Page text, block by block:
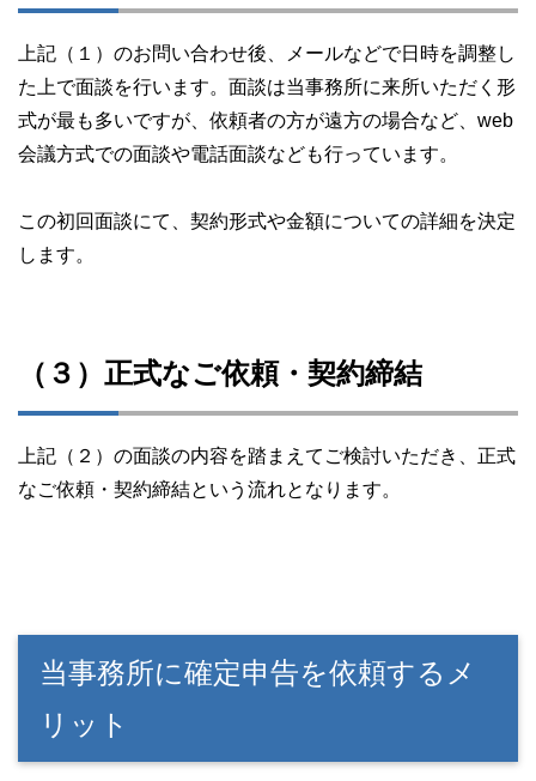
上記（１）のお問い合わせ後、メールなどで日時を調整し
た上で面談を行います。面談は当事務所に来所いただく形
式が最も多いですが、依頼者の方が遠方の場合など、web
会議方式での面談や電話面談なども行っています。
この初回面談にて、契約形式や金額についての詳細を決定
します。
（３）正式なご依頼・契約締結
上記（２）の面談の内容を踏まえてご検討いただき、正式
なご依頼・契約締結という流れとなります。
当事務所に確定申告を依頼するメ
リット